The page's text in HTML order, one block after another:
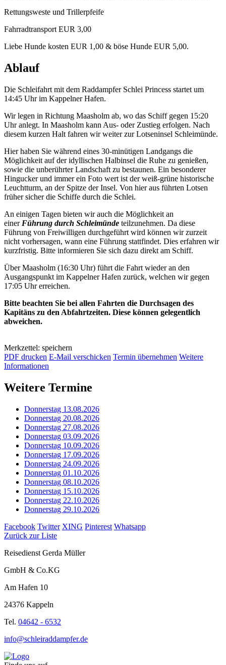
Rettungsweste und Trillerpfeife
Fahrradtransport EUR 3,00
Liebe Hunde kosten EUR 1,00 & böse Hunde EUR 5,00.
Ablauf
Die Schleifahrt mit dem Raddampfer Schlei Princess startet um
14:45 Uhr im Kappelner Hafen.
Wir legen in Richtung Maasholm ab, wo das Schiff gegen 15:20
Uhr anlegt. In Maasholm kann Aus- oder Zustieg erfolgen. Nach
diesem kurzen Halt fahren wir weiter zur Lotseninsel Schleimünde.
Hier haben Sie während eines 30-minütigen Landgangs die
Möglichkeit auf der idyllischen Halbinsel die Ruhe zu genießen,
sowie die unberührter Landschaft zu bestaunen. Ein besonderer
Hingucker und immer ein Foto wert ist der weiß-grüne historische
Leuchtturm, an der Spitze der Insel. Von hier aus führten Lotsen
früher sicher die Schiffe durch die Schlei.
An einigen Tagen bieten wir auch die Möglichkeit an
einer Führung durch Schleimünde teilzunehmen. Da diese
Führung von Freiwilligen durchgeführt wird können wir zurzeit
nicht vorhersagen, wann eine Führung stattfindet. Dies erfahren wir
kurzfristig. Bitte informieren Sie sich dazu direkt am Schiff.
Über Maasholm (16:30 Uhr) führt die Fahrt wieder an den
Ausgangspunkt im Kappelner Hafen zurück, welchen wir gegen
17:05 Uhr erreichen.
Bitte beachten Sie bei allen Fahrten die Durchsagen des
Kapitäns zu den Abfahrtzeiten. Diese können gelegentlich
abweichen.
Merkzettel: speichern
PDF drucken E-Mail verschicken Termin übernehmen Weitere
Informationen
Weitere Termine
Donnerstag 13.08.2026
Donnerstag 20.08.2026
Donnerstag 27.08.2026
Donnerstag 03.09.2026
Donnerstag 10.09.2026
Donnerstag 17.09.2026
Donnerstag 24.09.2026
Donnerstag 01.10.2026
Donnerstag 08.10.2026
Donnerstag 15.10.2026
Donnerstag 22.10.2026
Donnerstag 29.10.2026
Facebook Twitter XING Pinterest Whatsapp
Zurück zur Liste
Reisedienst Gerda Müller
GmbH & Co.KG
Am Hafen 10
24376 Kappeln
Tel. 04642 - 6532
info@schleiraddampfer.de